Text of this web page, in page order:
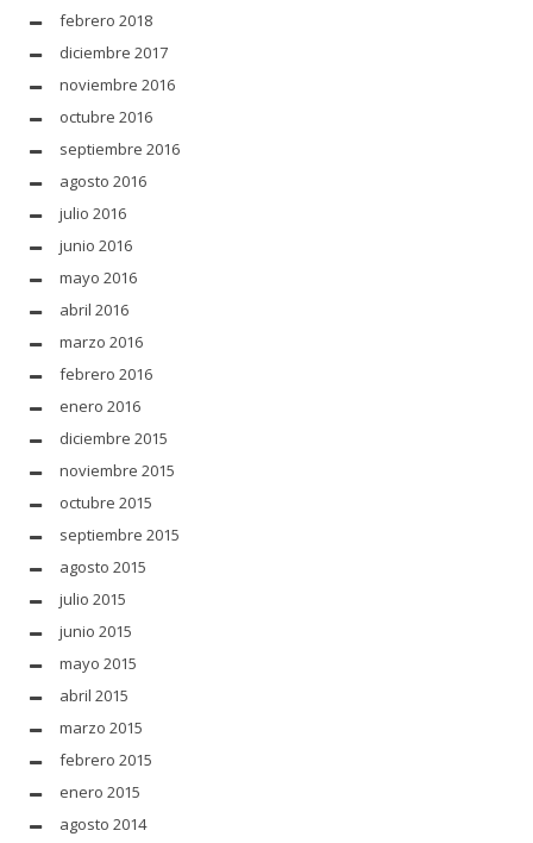
febrero 2018
diciembre 2017
noviembre 2016
octubre 2016
septiembre 2016
agosto 2016
julio 2016
junio 2016
mayo 2016
abril 2016
marzo 2016
febrero 2016
enero 2016
diciembre 2015
noviembre 2015
octubre 2015
septiembre 2015
agosto 2015
julio 2015
junio 2015
mayo 2015
abril 2015
marzo 2015
febrero 2015
enero 2015
agosto 2014